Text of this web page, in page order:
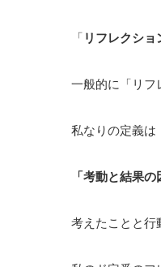
「 リフレクシ
一般的に「リフ
私なりの定義は
「考動と結果
考えたことと行